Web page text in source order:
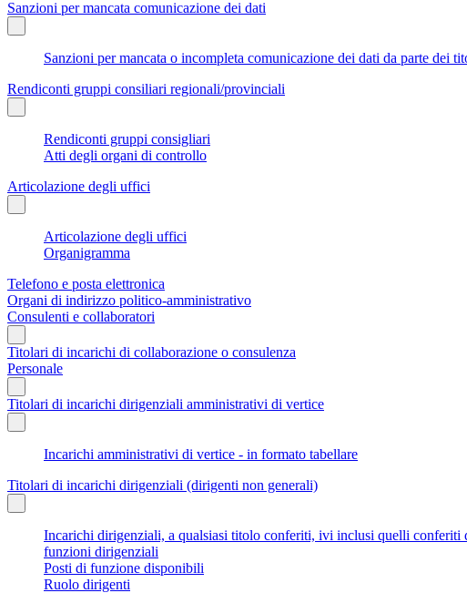
Sanzioni per mancata comunicazione dei dati
Sanzioni per mancata o incompleta comunicazione dei dati da parte
Rendiconti gruppi consiliari regionali/provinciali
Rendiconti gruppi consigliari
Atti degli organi di controllo
Articolazione degli uffici
Articolazione degli uffici
Organigramma
Telefono e posta elettronica
Organi di indirizzo politico-amministrativo
Consulenti e collaboratori
Titolari di incarichi di collaborazione o consulenza
Personale
Titolari di incarichi dirigenziali amministrativi di vertice
Incarichi amministrativi di vertice - in formato tabellare
Titolari di incarichi dirigenziali (dirigenti non generali)
Incarichi dirigenziali, a qualsiasi titolo conferiti, ivi inclusi quelli conferiti
funzioni dirigenziali
Posti di funzione disponibili
Ruolo dirigenti